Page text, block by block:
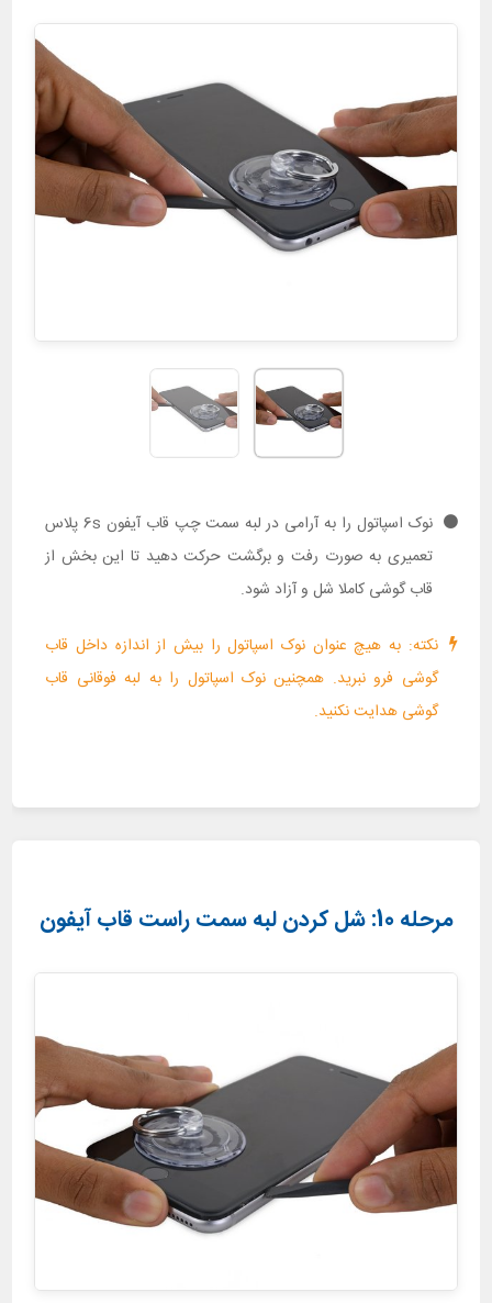
نوک اسپاتول را به آرامی در لبه سمت چپ قاب آیفون 6s پلاس
تعمیری به صورت رفت و برگشت حرکت دهید تا این بخش از
قاب گوشی کاملا شل و آزاد شود.
نکته: به هیچ عنوان نوک اسپاتول را بیش از اندازه داخل قاب
گوشی فرو نبرید. همچنین نوک اسپاتول را به لبه فوقانی قاب
گوشی هدایت نکنید.
مرحله 10: شل کردن لبه سمت راست قاب آیفون